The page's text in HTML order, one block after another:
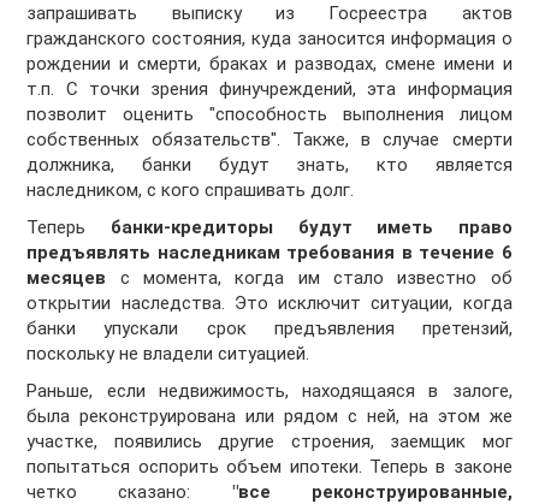
запрашивать выписку из Госреестра актов
гражданского состояния, куда заносится информация о
рождении и смерти, браках и разводах, смене имени и
т.п. С точки зрения финучреждений, эта информация
позволит оценить "способность выполнения лицом
собственных обязательств". Также, в случае смерти
должника, банки будут знать, кто является
наследником, с кого спрашивать долг.
Теперь банки-кредиторы будут иметь право
предъявлять наследникам требования в течение 6
месяцев с момента, когда им стало известно об
открытии наследства. Это исключит ситуации, когда
банки упускали срок предъявления претензий,
поскольку не владели ситуацией.
Раньше, если недвижимость, находящаяся в залоге,
была реконструирована или рядом с ней, на этом же
участке, появились другие строения, заемщик мог
попытаться оспорить объем ипотеки. Теперь в законе
четко сказано: "все реконструированные,